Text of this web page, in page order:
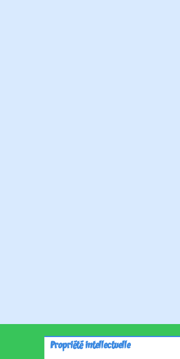
Propriété intellectuelle